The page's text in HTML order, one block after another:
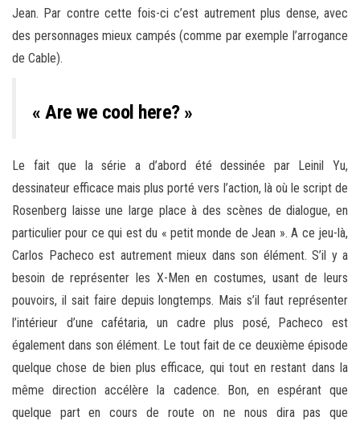
Jean. Par contre cette fois-ci c’est autrement plus dense, avec
des personnages mieux campés (comme par exemple l’arrogance
de Cable).
« Are we cool here? »
Le fait que la série a d’abord été dessinée par Leinil Yu,
dessinateur efficace mais plus porté vers l’action, là où le script de
Rosenberg laisse une large place à des scènes de dialogue, en
particulier pour ce qui est du « petit monde de Jean ». A ce jeu-là,
Carlos Pacheco est autrement mieux dans son élément. S’il y a
besoin de représenter les X-Men en costumes, usant de leurs
pouvoirs, il sait faire depuis longtemps. Mais s’il faut représenter
l’intérieur d’une cafétaria, un cadre plus posé, Pacheco est
également dans son élément. Le tout fait de ce deuxième épisode
quelque chose de bien plus efficace, qui tout en restant dans la
même direction accélère la cadence. Bon, en espérant que
quelque part en cours de route on ne nous dira pas que